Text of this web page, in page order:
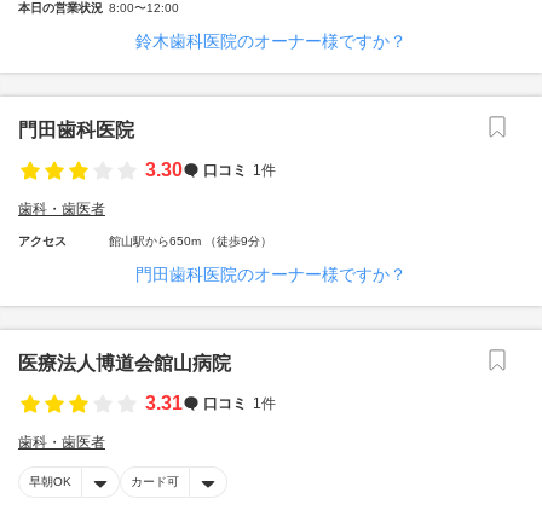
本日の営業状況 8:00〜12:00
鈴木歯科医院のオーナー様ですか？
門田歯科医院
3.30
口コミ 1件
歯科・歯医者
アクセス 館山駅から650m （徒歩9分）
門田歯科医院のオーナー様ですか？
医療法人博道会館山病院
3.31
口コミ 1件
歯科・歯医者
早朝OK カード可